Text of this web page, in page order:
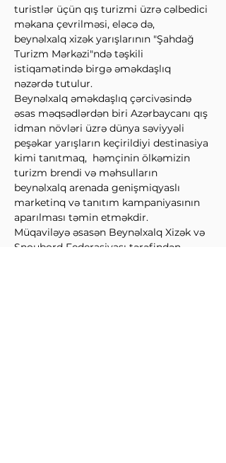
turistlər üçün qış turizmi üzrə cəlbedici
məkana çevrilməsi, eləcə də,
beynəlxalq xizək yarışlarının "Şahdağ
Turizm Mərkəzi"ndə təşkili
istiqamətində birgə əməkdaşlıq
nəzərdə tutulur.
Beynəlxalq əməkdaşlıq çərcivəsində
əsas məqsədlərdən biri Azərbaycanı qış
idman növləri üzrə dünya səviyyəli
peşəkar yarışların keçirildiyi destinasiya
kimi tanıtmaq,  həmçinin ölkəmizin
turizm brendi və məhsulların
beynəlxalq arenada genişmiqyaslı
marketinq və tanıtım kampaniyasının
aparılması təmin etməkdir.
Müqaviləyə əsasən Beynəlxalq Xizək və
Snoubord Federasiyası tərəfindən